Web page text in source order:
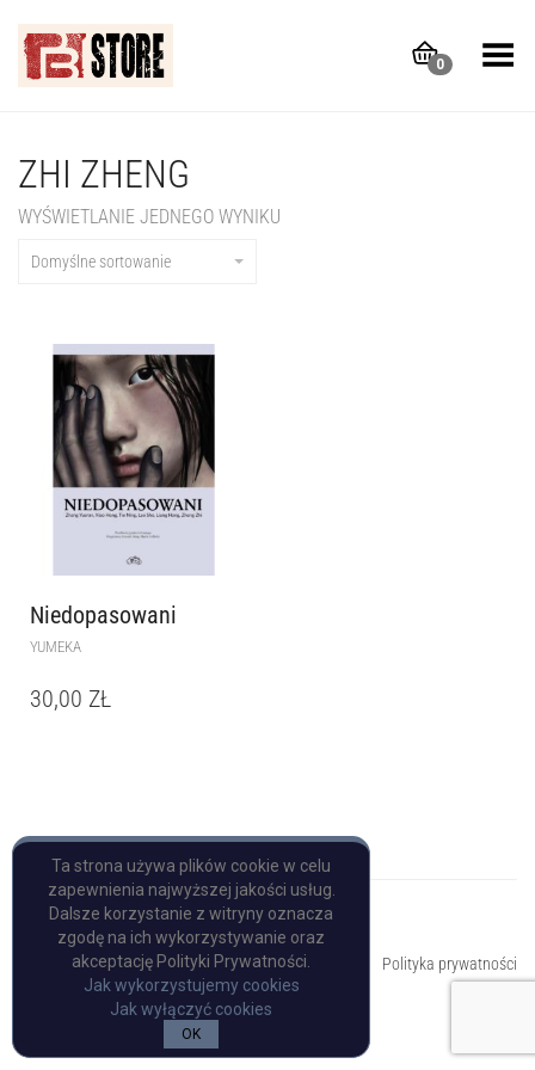
0
Toggle Menu
ZHI ZHENG
WYŚWIETLANIE JEDNEGO WYNIKU
Domyślne sortowanie
Niedopasowani
YUMEKA
30,00 ZŁ
Copyright © Pulp Books
Polityka prywatności
Ta strona używa plików cookie w celu
zapewnienia najwyższej jakości usług.
Dalsze korzystanie z witryny oznacza
zgodę na ich wykorzystywanie oraz
akceptację Polityki Prywatności.
Jak wykorzystujemy cookies
Jak wyłączyć cookies
OK